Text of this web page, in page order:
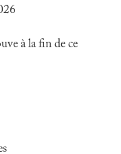
à la fin de ce